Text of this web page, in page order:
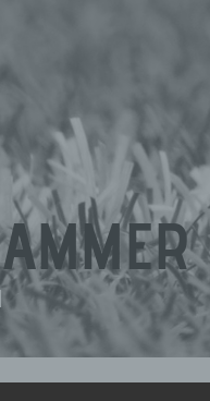
PARTNER & SPONSOREN